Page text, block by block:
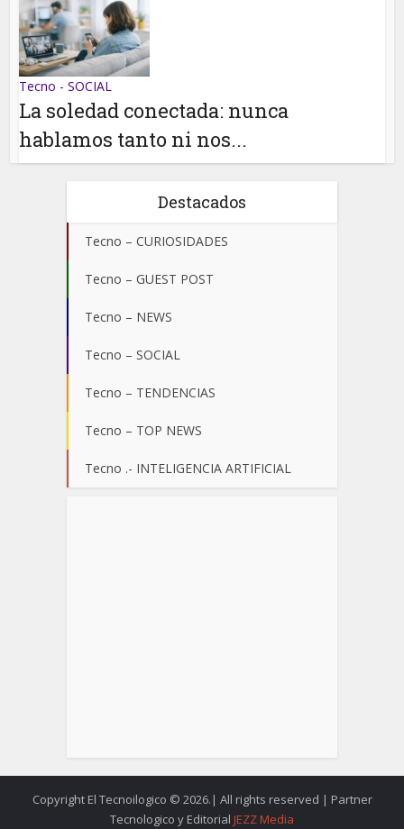
Tecno - SOCIAL
La soledad conectada: nunca
hablamos tanto ni nos...
Destacados
Tecno – CURIOSIDADES
Tecno – GUEST POST
Tecno – NEWS
Tecno – SOCIAL
Tecno – TENDENCIAS
Tecno – TOP NEWS
Tecno .- INTELIGENCIA ARTIFICIAL
Copyright El Tecnoilogico © 2026.| All rights reserved | Partner
Tecnologico y Editorial JEZZ Media